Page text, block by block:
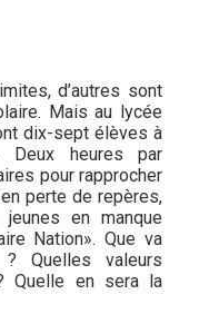
d’autres sont
Mais au lycée
dix-sept élèves à
Deux heures par
pour rapprocher
perte de repères,
en manque
Nation». Que va
Quelles valeurs
Quelle en sera la